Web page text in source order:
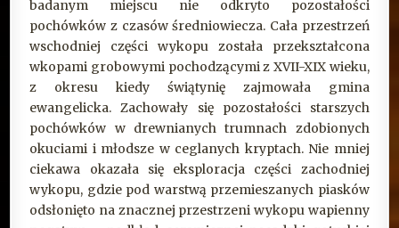
badanym miejscu nie odkryto pozostałości
pochówków z czasów średniowiecza. Cała przestrzeń
wschodniej części wykopu została przekształcona
wkopami grobowymi pochodzącymi z XVII-XIX wieku,
z okresu kiedy świątynię zajmowała gmina
ewangelicka. Zachowały się pozostałości starszych
pochówków w drewnianych trumnach zdobionych
okuciami i młodsze w ceglanych kryptach. Nie mniej
ciekawa okazała się eksploracja części zachodniej
wykopu, gdzie pod warstwą przemieszanych piasków
odsłonięto na znacznej przestrzeni wykopu wapienny